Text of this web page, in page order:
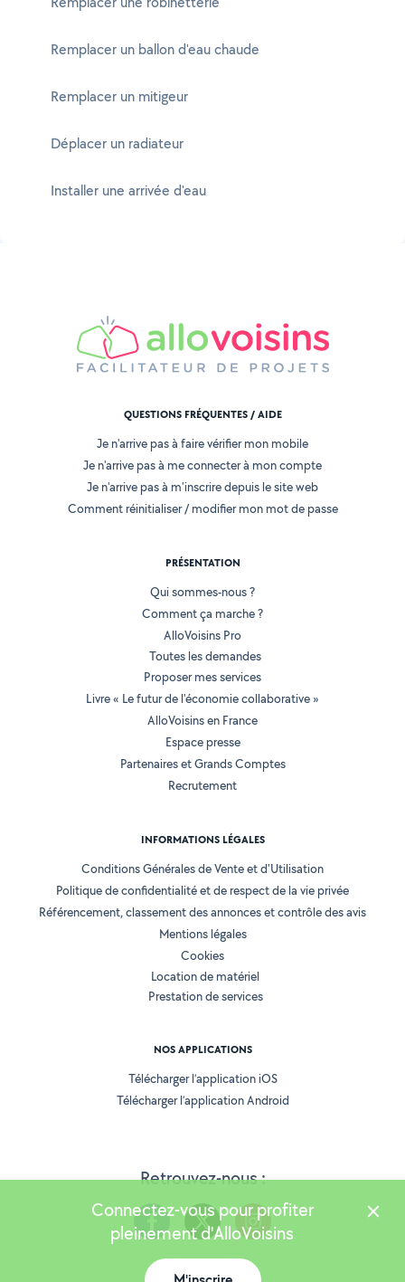
Remplacer un ballon d'eau chaude
Remplacer un mitigeur
Déplacer un radiateur
Installer une arrivée d'eau
Retrouvez-nous :
QUESTIONS FRÉQUENTES / AIDE
Je n'arrive pas à faire vérifier mon mobile
Je n'arrive pas à me connecter à mon compte
Je n'arrive pas à m'inscrire depuis le site web
Comment réinitialiser / modifier mon mot de passe
PRÉSENTATION
Qui sommes-nous ?
Comment ça marche ?
AlloVoisins Pro
Toutes les demandes
Proposer mes services
Livre « Le futur de l'économie collaborative »
AlloVoisins en France
Espace presse
Partenaires et Grands Comptes
Recrutement
INFORMATIONS LÉGALES
Conditions Générales de Vente et d'Utilisation
Politique de confidentialité et de respect de la vie privée
Référencement, classement des annonces et contrôle des avis
Mentions légales
Cookies
Location de matériel
Prestation de services
NOS APPLICATIONS
Télécharger l’application iOS
Télécharger l’application Android
Version 25.5.3
Connectez-vous pour profiter
pleinement d'AlloVoisins